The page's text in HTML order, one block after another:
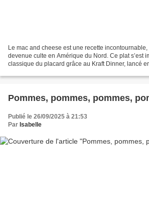
Le mac and cheese est une recette
devenue culte en Amérique du Nord. Ce plat s’est
classique du placard grâce au Kraft Dinner, lancé
Pommes, pommes, pommes,
Publié le 26/09/2025 à 21:53
Par Isabelle